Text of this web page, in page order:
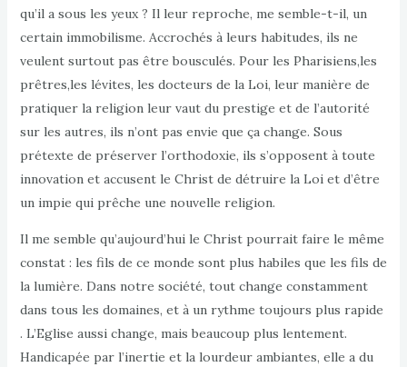
qu’il a sous les yeux ? Il leur reproche, me semble-t-il, un
certain immobilisme. Accrochés à leurs habitudes, ils ne
veulent surtout pas être bousculés. Pour les Pharisiens,les
prêtres,les lévites, les docteurs de la Loi, leur manière de
pratiquer la religion leur vaut du prestige et de l’autorité
sur les autres, ils n’ont pas envie que ça change. Sous
prétexte de préserver l’orthodoxie, ils s’opposent à toute
innovation et accusent le Christ de détruire la Loi et d’être
un impie qui prêche une nouvelle religion.
Il me semble qu’aujourd’hui le Christ pourrait faire le même
constat : les fils de ce monde sont plus habiles que les fils de
la lumière. Dans notre société, tout change constamment
dans tous les domaines, et à un rythme toujours plus rapide
. L’Eglise aussi change, mais beaucoup plus lentement.
Handicapée par l’inertie et la lourdeur ambiantes, elle a du